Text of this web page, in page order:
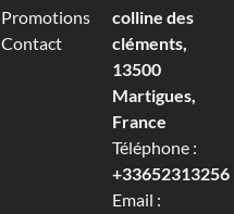
Promotions
Contact
colline des
cléments,
13500
Martigues,
France
Téléphone :
+33652313256‬
Email :